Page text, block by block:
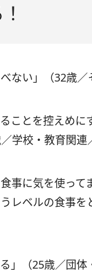
ない」（32歳／
ことを控えめ
学校・教育関連
事に気を使っ
レベルの食事
」（25歳／団